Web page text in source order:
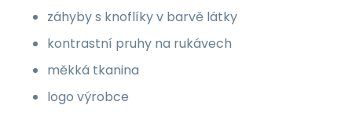
záhyby s knoflíky v barvě látky
kontrastní pruhy na rukávech
měkká tkanina
logo výrobce